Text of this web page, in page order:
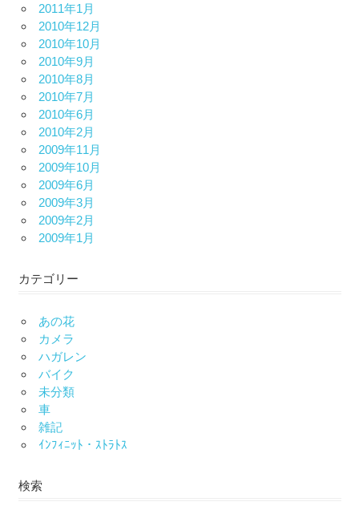
2011年1月
2010年12月
2010年10月
2010年9月
2010年8月
2010年7月
2010年6月
2010年2月
2009年11月
2009年10月
2009年6月
2009年3月
2009年2月
2009年1月
カテゴリー
あの花
カメラ
ハガレン
バイク
未分類
車
雑記
ｲﾝﾌｨﾆｯﾄ・ｽﾄﾗﾄｽ
検索